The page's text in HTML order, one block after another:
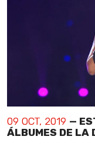
09 OCT, 2019 —
ÁLBUMES DE LA